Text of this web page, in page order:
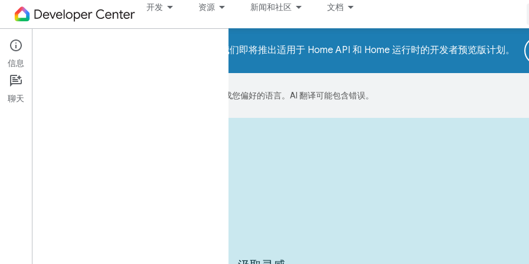
开发 资源 新闻和社区 文档
请注意！我们即将推出适用于 Home API 和 Home 运行时的开发者预览版计划。
Google 会使用 AI 技术将内容翻译成您偏好的语言。AI 翻译可能包含错误。
信息
聊天